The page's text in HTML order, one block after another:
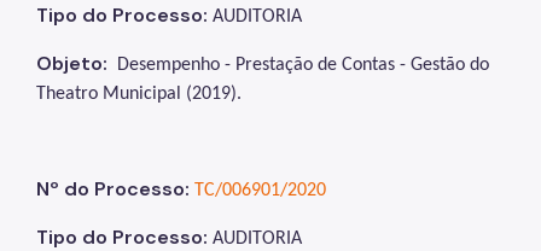
Tipo do Processo: AUDITORIA
Objeto:
Desempenho - Prestação de Contas - Gestão do
Theatro Municipal (2019).
Nº do Processo: TC/006901/2020
Tipo do Processo: AUDITORIA